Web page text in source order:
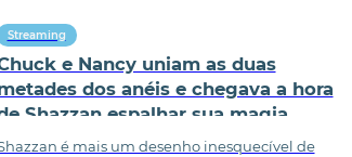
Streaming
e Nancy uniam as duas
dos anéis e chegava a hora
Shazzan espalhar sua magia￼
é mais um desenho inesquecível de